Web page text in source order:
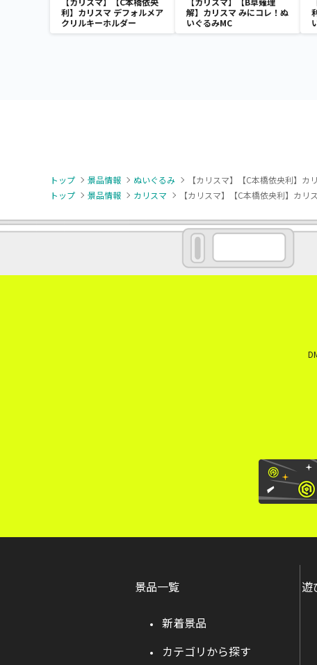
利】カリスマ デフォルメア
クリルキーホルダー
解】カリスマ みにコレ！ぬ
いぐるみMC
トップ 景品情報 ぬいぐるみ
【カリスマ】【C本橋依央利】
トップ
景品情報 カリスマ 【カリスマ】【C本橋依央利】カ
景品一覧
新着景品
カテゴリから探す
遊